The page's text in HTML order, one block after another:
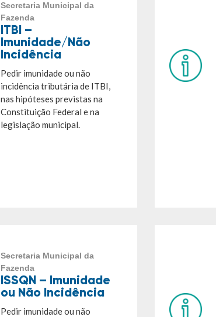
Secretaria Municipal da
Fazenda
ITBI –
Imunidade/Não
Incidência
Pedir imunidade ou não
incidência tributária de ITBI,
nas hipóteses previstas na
Constituição Federal e na
legislação municipal.
Secretaria Municipal da
Fazenda
ISSQN – Imunidade
ou Não Incidência
Pedir imunidade ou não